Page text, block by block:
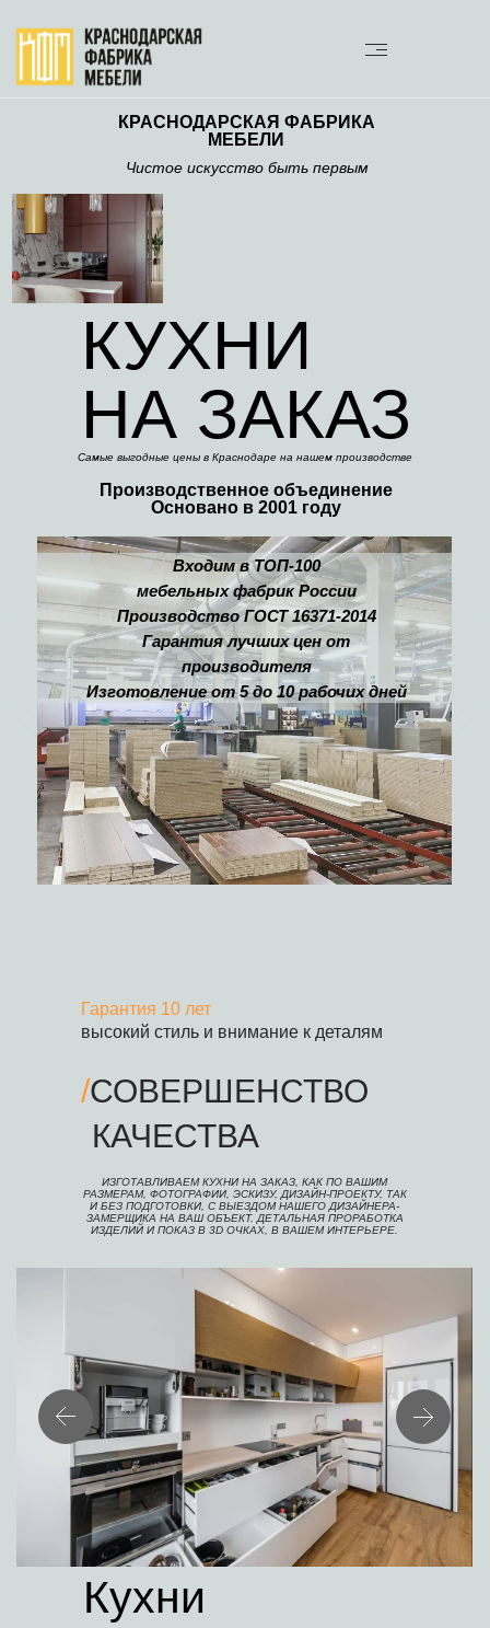
КУХНИ
НА ЗАКАЗ
Входим в ТОП-100
мебельных фабрик России
Производство ГОСТ 16371-2014
Гарантия лучших цен от
производителя
Изготовление от 5 до 10 рабочих дней
Производственное объединение
Основано в 2001 году
КРАСНОДАРСКАЯ ФАБРИКА
МЕБЕЛИ
Чистое искусство быть первым
Самые выгодные цены в Краснодаре на нашем производстве
/СОВЕРШЕНСТВО
КАЧЕСТВА
Гарантия 10 лет
высокий стиль и внимание к деталям
ИЗГОТАВЛИВАЕМ КУХНИ НА ЗАКАЗ, КАК ПО ВАШИМ
РАЗМЕРАМ, ФОТОГРАФИИ, ЭСКИЗУ, ДИЗАЙН-ПРОЕКТУ, ТАК
И БЕЗ ПОДГОТОВКИ, С ВЫЕЗДОМ НАШЕГО ДИЗАЙНЕРА-
ЗАМЕРЩИКА НА ВАШ ОБЪЕКТ. ДЕТАЛЬНАЯ ПРОРАБОТКА
ИЗДЕЛИЙ И ПОКАЗ В 3D ОЧКАХ, В ВАШЕМ ИНТЕРЬЕРЕ.
Кухни